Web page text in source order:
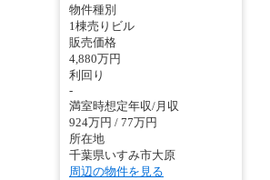
物件種別
1棟売りビル
販売価格
4,880万円
利回り
-
満室時想定年収/月収
924万円 / 77万円
所在地
千葉県いすみ市大原
周辺の物件を見る